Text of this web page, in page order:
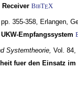
BibTEX
pp. 355-358, Erlangen,
Empfangssystem
Systemtheorie, Vol. 84,
fuer den Einsatz